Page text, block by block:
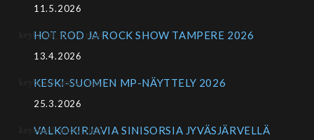
11.5.2026
HOT ROD JA ROCK SHOW TAMPERE 2026
13.4.2026
KESKI-SUOMEN MP-NÄYTTELY 2026
25.3.2026
VALKOKIRJAVIA SINISORSIA JYVÄSJÄRVELLÄ